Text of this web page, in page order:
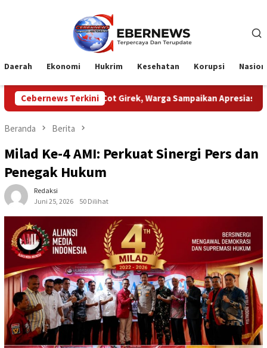
Daerah Ekonomi Hukrim Kesehatan Korupsi
Cebernews Terkini
Girek, Warga Sampaikan Apresiasi HUT Ke-1
Beranda Berita
Milad Ke-4 AMI: Perkuat Sinergi Pers dan
Penegak Hukum
Redaksi
Juni 25, 2026
50 Dilihat